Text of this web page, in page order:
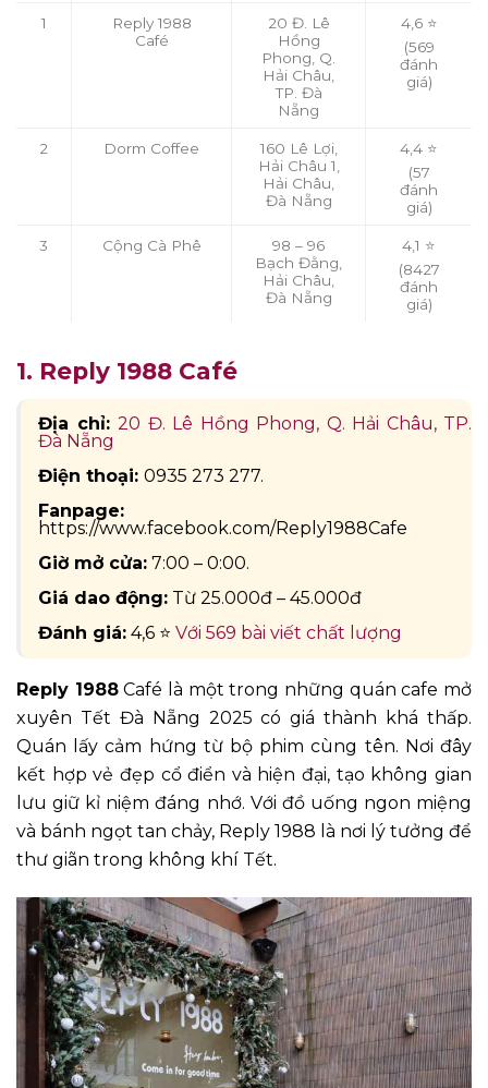
1
Reply 1988
Café
20 Đ. Lê
Hồng
Phong, Q.
Hải Châu,
TP. Đà
Nẵng
4,6 ⭐
(569
đánh
giá)
2 Dorm Coffee
160 Lê Lợi,
Hải Châu 1,
Hải Châu,
Đà Nẵng
4,4 ⭐
(57
đánh
giá)
3 Cộng Cà Phê
98 – 96
Bạch Đằng,
Hải Châu,
Đà Nẵng
4,1 ⭐
(8427
đánh
giá)
1. Reply 1988 Café
Địa chỉ: 20 Đ. Lê Hồng Phong, Q. Hải Châu, TP.
Đà Nẵng
Điện thoại: 0935 273 277.
Fanpage:
https://www.facebook.com/Reply1988Cafe
Giờ mở cửa: 7:00 – 0:00.
Giá dao động: Từ 25.000đ – 45.000đ
Đánh giá: 4,6 ⭐ Với 569 bài viết chất lượng
Reply 1988Café là một trong những quán cafe mở
xuyên Tết Đà Nẵng 2025 có giá thành khá thấp.
Quán lấy cảm hứng từ bộ phim cùng tên. Nơi đây
kết hợp vẻ đẹp cổ điển và hiện đại, tạo không gian
lưu giữ kỉ niệm đáng nhớ. Với đồ uống ngon miệng
và bánh ngọt tan chảy, Reply 1988 là nơi lý tưởng để
thư giãn trong không khí Tết.